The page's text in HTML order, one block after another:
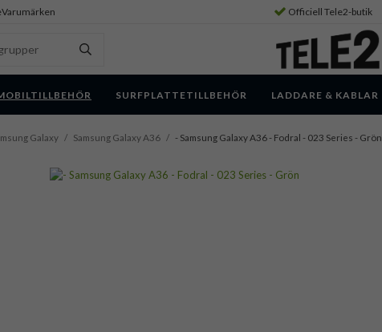
Varumärken Officiell Tele2-butik
SURFPLATTETILLBEHÖR LADDARE & KABLAR
Galaxy / Samsung Galaxy A36 / - Samsung Galaxy A36 - Fodral - 023 Series - Grön